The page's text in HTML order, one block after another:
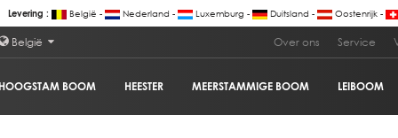
Levering : België - Nederland - Luxemburg - Duitsland - Oostenrijk -
België Over ons Service
HOOGSTAM BOOM HEESTER MEERSTAMMIGE BOOM LEIBOOM
€